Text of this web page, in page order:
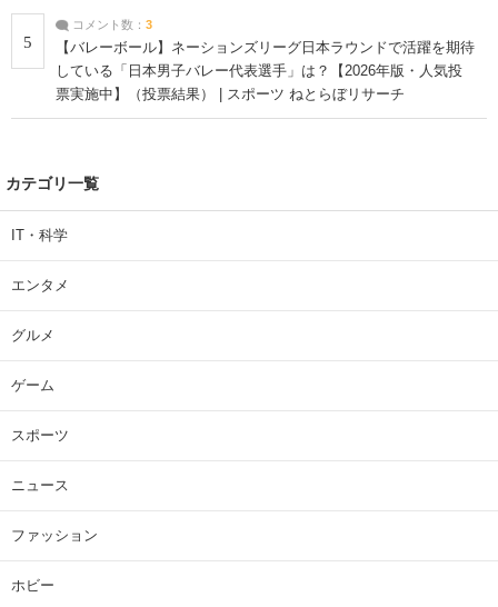
5
コメント数： 3
【バレーボール】ネーションズリーグ日本ラウンドで活躍を期待
している「日本男子バレー代表選手」は？【2026年版・人気投
票実施中】（投票結果） | スポーツ ねとらぼリサーチ
カテゴリ一覧
IT・科学
エンタメ
グルメ
ゲーム
スポーツ
ニュース
ファッション
ホビー